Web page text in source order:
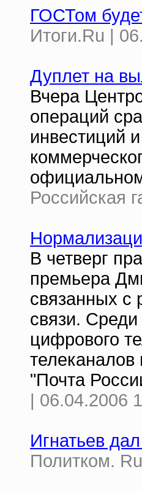
ГОСТом
Итоги.Ru |
Дуплет на
Вчера
операций
инвестиций
Российская
В четверг
премьера
связанных с
связи.
цифрового
"Почта
| 06.04.2006
Игнатьев
Политком.